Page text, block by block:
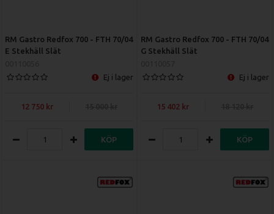
RM Gastro Redfox 700 - FTH 70/04
E Stekhäll Slät
Ej i lager
12 750
KÖP
RM Gastro Redfox 700 - FTH 70/04
G Stekhäll Slät
Ej i lager
15 402
KÖP